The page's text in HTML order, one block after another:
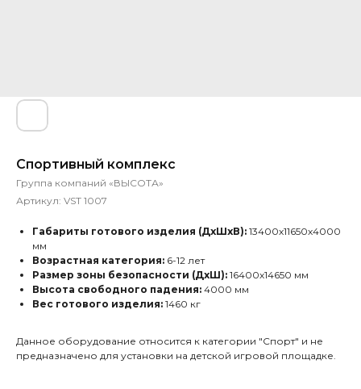
Спортивный комплекс
Группа компаний «ВЫСОТА»
Артикул: VST 1007
Габариты готового изделия (ДхШхВ): 13400х11650х4000
мм
Возрастная категория: 6-12 лет
Размер зоны безопасности (ДхШ): 16400х14650 мм
Высота свободного падения: 4000 мм
Вес готового изделия: 1460 кг
Данное оборудование относится к категории "Спорт" и не
предназначено для установки на детской игровой площадке.